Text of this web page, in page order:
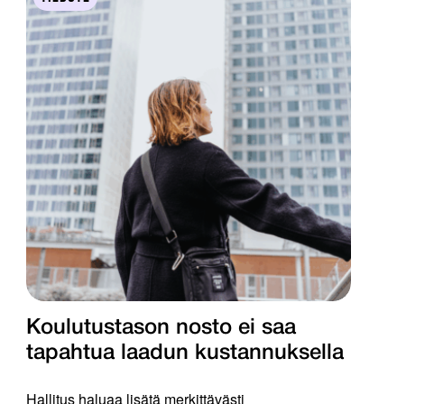
Koulutustason nosto ei saa
tapahtua laadun kustannuksella
Hallitus haluaa lisätä merkittävästi